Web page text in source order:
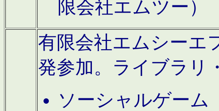
限会社エムツー）
有限会社エムシーエ
発参加。ライブラリ
ソーシャルゲーム